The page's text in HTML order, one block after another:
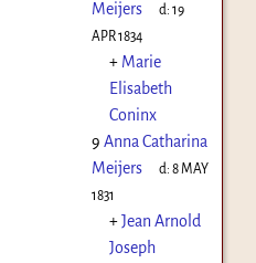
Meijers d:19
APR 1834
+ Marie
Elisabeth
Coninx
9 Anna Catharina
Meijers
d:8 MAY
1831
+Jean Arnold
Joseph